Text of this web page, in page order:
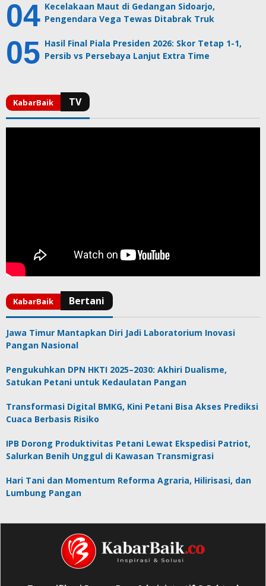
Kecelakaan Maut di Gedangan Sidoarjo,
Pengendara Vega Tewas Ditabrak Truk
Hasil Final Piala Presiden 2026: Skor Tetap 1-1,
Persib vs Persebaya Lanjut Extra Time
Jawa Timur Mantapkan Diri Jadi Laboratorium Inovasi
Pangan Nasional
Pengukuhkan DPN HKTI 2025–2030: Akhiri Dualisme,
Satukan Petani untuk Kedaulatan Pangan
Transformasi Digital BMKG, Kini Petani Bisa Akses Prediksi
Cuaca Berbasis Risiko
IPB Dorong Produktivitas Petani Lewat Ekspedisi Patriot,
Salurkan Benih Unggul di Kawasan Transmigrasi
Hari Tani dan Momentum Reforma Agraria, Hilirisasi, dan
Lumbung Pangan